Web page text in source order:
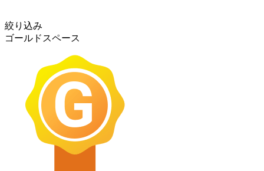
絞り込み
ゴールドスペース